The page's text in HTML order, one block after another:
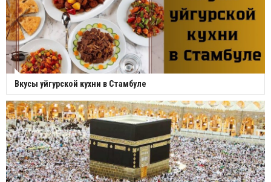
Вкусы уйгурской кухни в Стамбуле